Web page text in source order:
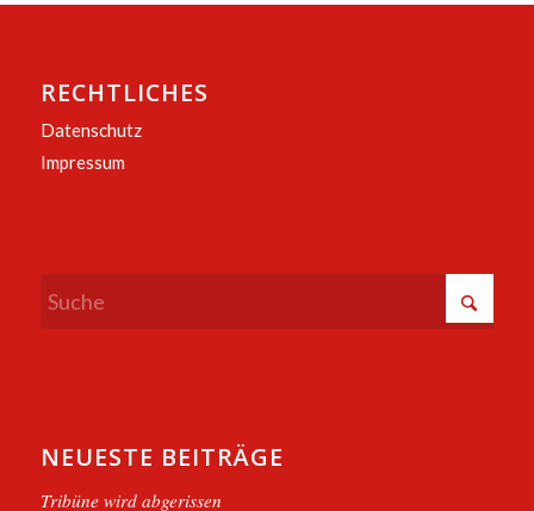
RECHTLICHES
Datenschutz
Impressum
NEUESTE BEITRÄGE
Tribüne wird abgerissen